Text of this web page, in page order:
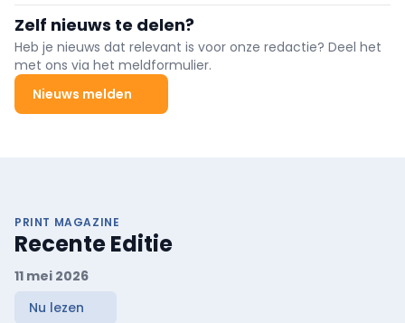
exposanten en 6.000 bezoekers.
Zelf nieuws te delen?
Heb je nieuws dat relevant is voor onze redactie? Deel het
met ons via het meldformulier.
Nieuws melden
PRINT MAGAZINE
Recente Editie
11 mei 2026
Nu lezen